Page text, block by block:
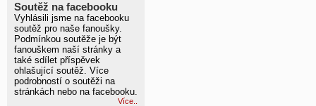
Soutěž na facebooku
Vyhlásili jsme na facebooku
soutěž pro naše fanoušky.
Podmínkou soutěže je být
fanouškem naší stránky a
také sdílet příspěvek
ohlašující soutěž. Více
podrobností o soutěži na
stránkách nebo na facebooku.
Více..